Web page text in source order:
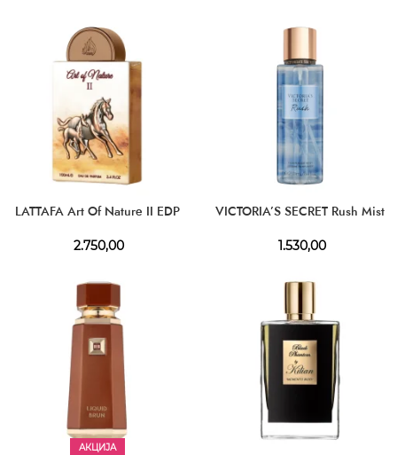
LATTAFA Art Of Nature II EDP
2.750,00
VICTORIA’S SECRET Rush Mist
1.530,00
АКЦИЈА